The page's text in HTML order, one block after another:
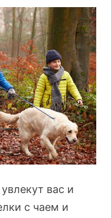
вас и
с чаем и